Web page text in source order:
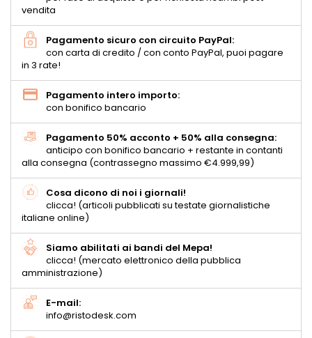
vendita
Pagamento sicuro con circuito PayPal:
con carta di credito / con conto PayPal, puoi pagare
in 3 rate!
Pagamento intero importo:
con bonifico bancario
Pagamento 50% acconto + 50% alla consegna:
anticipo con bonifico bancario + restante in contanti
alla consegna (contrassegno massimo €4.999,99)
Cosa dicono di noi i giornali!
clicca! (articoli pubblicati su testate giornalistiche
italiane online)
Siamo abilitati ai bandi del Mepa!
clicca! (mercato elettronico della pubblica
amministrazione)
E-mail:
info@ristodesk.com